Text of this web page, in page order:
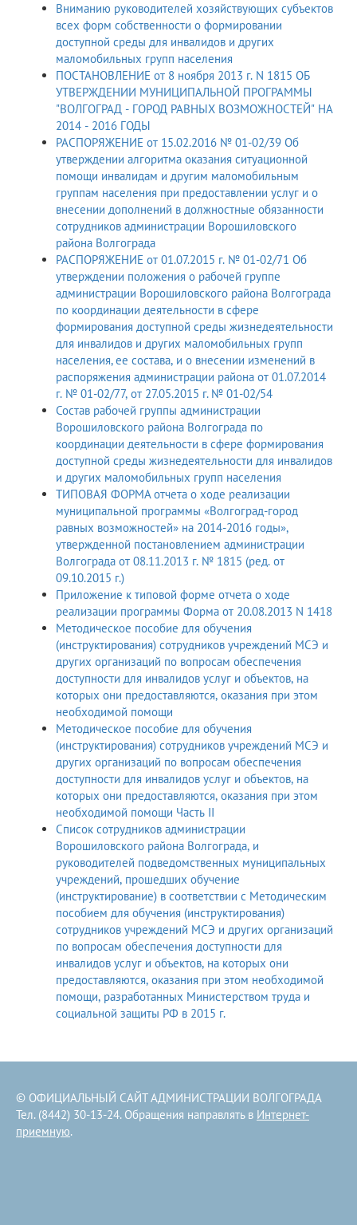
Вниманию руководителей хозяйствующих субъектов
всех форм собственности о формировании
доступной среды для инвалидов и других
маломобильных групп населения
ПОСТАНОВЛЕНИЕ от 8 ноября 2013 г. N 1815 ОБ
УТВЕРЖДЕНИИ МУНИЦИПАЛЬНОЙ ПРОГРАММЫ
"ВОЛГОГРАД - ГОРОД РАВНЫХ ВОЗМОЖНОСТЕЙ" НА
2014 - 2016 ГОДЫ
РАСПОРЯЖЕНИЕ от 15.02.2016 № 01-02/39 Об
утверждении алгоритма оказания ситуационной
помощи инвалидам и другим маломобильным
группам населения при предоставлении услуг и о
внесении дополнений в должностные обязанности
сотрудников администрации Ворошиловского
района Волгограда
РАСПОРЯЖЕНИЕ от 01.07.2015 г. № 01-02/71 Об
утверждении положения о рабочей группе
администрации Ворошиловского района Волгограда
по координации деятельности в сфере
формирования доступной среды жизнедеятельности
для инвалидов и других маломобильных групп
населения, ее состава, и о внесении изменений в
распоряжения администрации района от 01.07.2014
г. № 01-02/77, от 27.05.2015 г. № 01-02/54
Состав рабочей группы администрации
Ворошиловского района Волгограда по
координации деятельности в сфере формирования
доступной среды жизнедеятельности для инвалидов
и других маломобильных групп населения
ТИПОВАЯ ФОРМА отчета о ходе реализации
муниципальной программы «Волгоград-город
равных возможностей» на 2014-2016 годы»,
утвержденной постановлением администрации
Волгограда от 08.11.2013 г. № 1815 (ред. от
09.10.2015 г.)
Приложение к типовой форме отчета о ходе
реализации программы Форма от 20.08.2013 N 1418
Методическое пособие для обучения
(инструктирования) сотрудников учреждений МСЭ и
других организаций по вопросам обеспечения
доступности для инвалидов услуг и объектов, на
которых они предоставляются, оказания при этом
необходимой помощи
Методическое пособие для обучения
(инструктирования) сотрудников учреждений МСЭ и
других организаций по вопросам обеспечения
доступности для инвалидов услуг и объектов, на
которых они предоставляются, оказания при этом
необходимой помощи Часть II
Список сотрудников администрации
Ворошиловского района Волгограда, и
руководителей подведомственных муниципальных
учреждений, прошедших обучение
(инструктирование) в соответствии с Методическим
пособием для обучения (инструктирования)
сотрудников учреждений МСЭ и других организаций
по вопросам обеспечения доступности для
инвалидов услуг и объектов, на которых они
предоставляются, оказания при этом необходимой
помощи, разработанных Министерством труда и
социальной защиты РФ в 2015 г.
© ОФИЦИАЛЬНЫЙ САЙТ АДМИНИСТРАЦИИ ВОЛГОГРАДА
Тел. (8442) 30-13-24. Обращения направлять в Интернет-
приемную.